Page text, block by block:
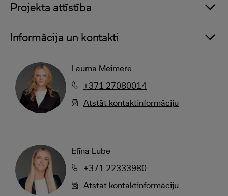
Projekta attīstība
Informācija un kontakti
Lauma Meimere
+371 27080014
Atstāt kontaktinformāciju
Elīna Lube
+371 22333980
Atstāt kontaktinformāciju